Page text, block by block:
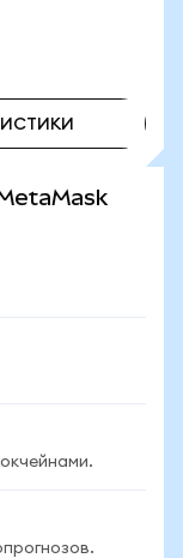
MetaMask